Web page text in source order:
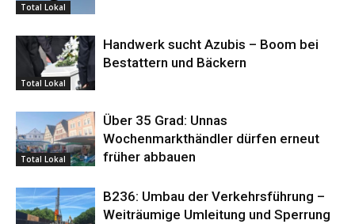
Total Lokal
Total Lokal
Handwerk sucht Azubis – Boom bei
Bestattern und Bäckern
Total Lokal
Über 35 Grad: Unnas
Wochenmarkthändler dürfen erneut
früher abbauen
B236: Umbau der Verkehrsführung –
Weiträumige Umleitung und Sperrung